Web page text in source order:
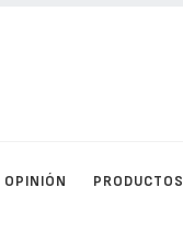
OPINIÓN PRODUCTOS